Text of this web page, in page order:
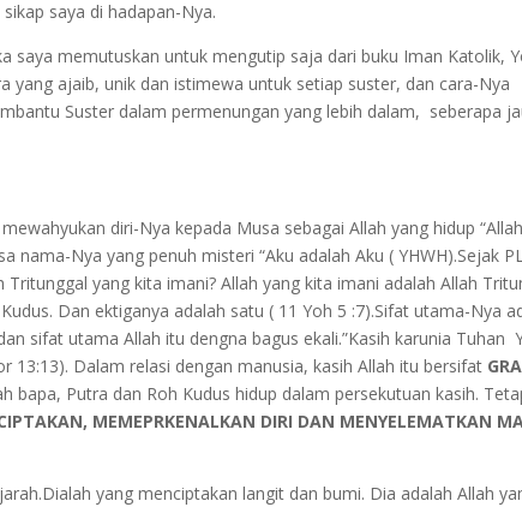
saya di hadapan-Nya.
saya memutuskan untuk mengutip saja dari buku Iman Katolik,
yang ajaib, unik dan istimewa untuk setiap suster, dan cara-Nya
Suster dalam permenungan yang lebih dalam, seberapa
mewahyukan diri-Nya kepada Musa sebagai Allah yang hidup “Allah
nama-Nya yang penuh misteri “Aku adalah Aku ( YHWH).Sejak
yang kita imani? Allah yang kita imani adalah Allah
Dan ektiganya adalah satu ( 11 Yoh 5 :7).Sifat utama-Nya
sifat utama Allah itu dengna bagus ekali.”Kasih karunia Tuhan
13:13). Dalam relasi dengan manusia, kasih Allah itu bersifat
bapa, Putra dan Roh Kudus hidup dalam persekutuan kasih.
MEMEPRKENALKAN DIRI DAN MENYELEMATKAN
yang menciptakan langit dan bumi. Dia adalah Allah